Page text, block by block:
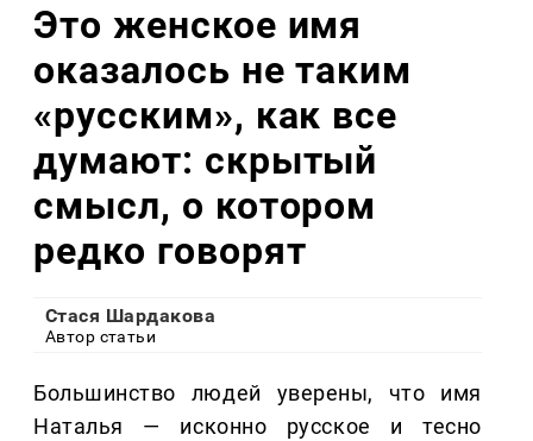
Это женское имя
оказалось не таким
«русским», как все
думают: скрытый
смысл, о котором
редко говорят
Стася Шардакова
Автор статьи
Большинство людей уверены, что имя
Наталья — исконно русское и тесно